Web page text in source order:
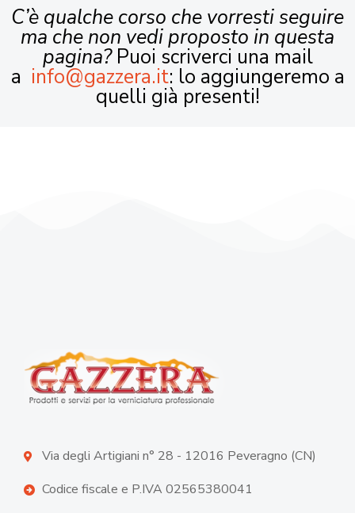
C’è qualche corso che vorresti seguire
ma che non vedi proposto in questa
pagina?Puoi scriverci una mail
a info@gazzera.it: lo aggiungeremo a
quelli già presenti!
Via degli Artigiani n° 28 - 12016 Peveragno (CN)
Codice fiscale e P.IVA 02565380041